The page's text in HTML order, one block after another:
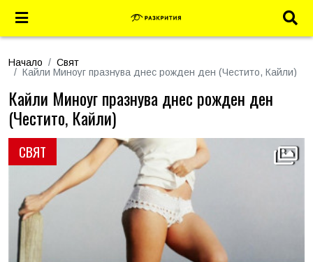
Начало
Свят
Кайли Миноуг празнува днес рожден ден (Честито, Кайли)
СВЯТ
Кайли Миноуг празнува днес рожден ден
(Честито, Кайли)